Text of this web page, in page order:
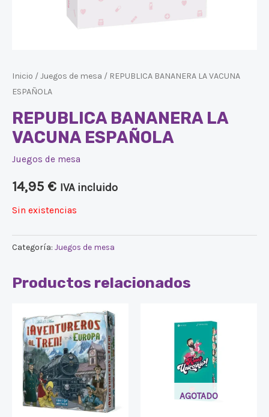
Inicio /Juegos de mesa / REPUBLICA BANANERA LA VACUNA
ESPAÑOLA
REPUBLICA BANANERA LA
VACUNA ESPAÑOLA
Juegos de mesa
14,95 € IVA incluido
Sin existencias
Categoría: Juegos de mesa
Productos relacionados
AGOTADO